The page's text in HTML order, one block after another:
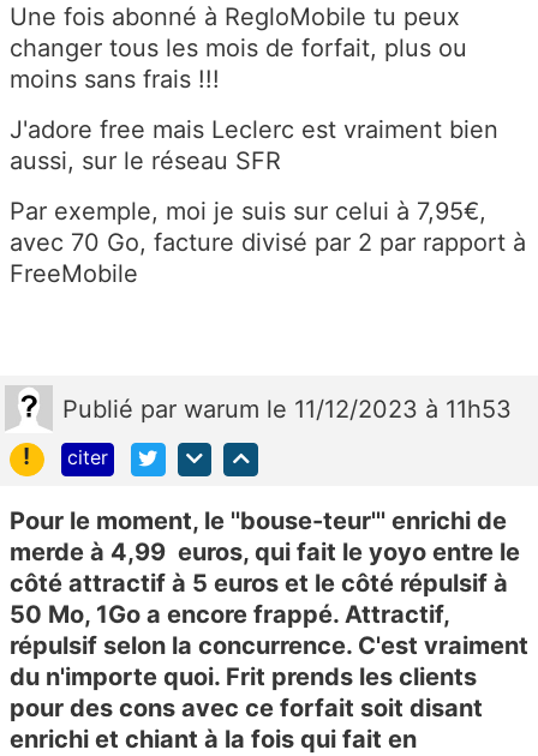
Une fois abonné à RegloMobile tu peux
changer tous les mois de forfait, plus ou
moins sans frais !!!
J'adore free mais Leclerc est vraiment bien
aussi, sur le réseau SFR
Par exemple, moi je suis sur celui à 7,95€,
avec 70 Go, facture divisé par 2 par rapport à
FreeMobile
Publié par warum le 11/12/2023 à 11h53
!
citer
Pour le moment, le ''bouse-teur''' enrichi de
merde à 4,99 euros, qui fait le yoyo entre le
côté attractif à 5 euros et le côté répulsif à
50 Mo, 1Go a encore frappé. Attractif,
répulsif selon la concurrence. C'est vraiment
du n'importe quoi. Frit prends les clients
pour des cons avec ce forfait soit disant
enrichi et chiant à la fois qui fait en